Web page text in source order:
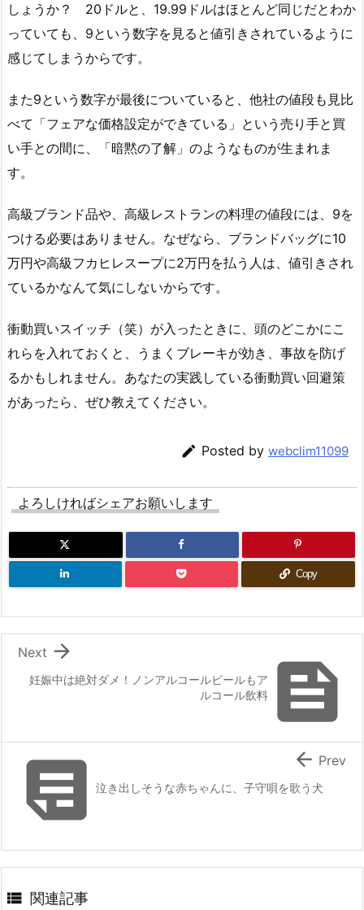
しょうか？ 20ドルと、19.99ドルはほとんど同じだとわか
っていても、9という数字を見ると値引きされているように
感じてしまうからです。
また9という数字が最後についていると、他社の値段も見比
べて「フェアな価格設定ができている」という売り手と買
い手との間に、「暗黙の了解」のようなものが生まれま
す。
高級ブランド品や、高級レストランの料理の値段には、9を
つける必要はありません。なぜなら、ブランドバッグに10
万円や高級フカヒレスープに2万円を払う人は、値引きされ
ているかなんて気にしないからです。
衝動買いスイッチ（笑）が入ったときに、頭のどこかにこ
れらを入れておくと、うまくブレーキが効き、事故を防げ
るかもしれません。あなたの実践している衝動買い回避策
があったら、ぜひ教えてください。
 Posted by webclim11099
よろしければシェアお願いします
Copy

妊娠中は絶対ダメ！ノンアルコールビールもア
ルコール飲料

Next
泣き出しそうな赤ちゃんに、子守唄を歌う犬
 Prev
 関連記事